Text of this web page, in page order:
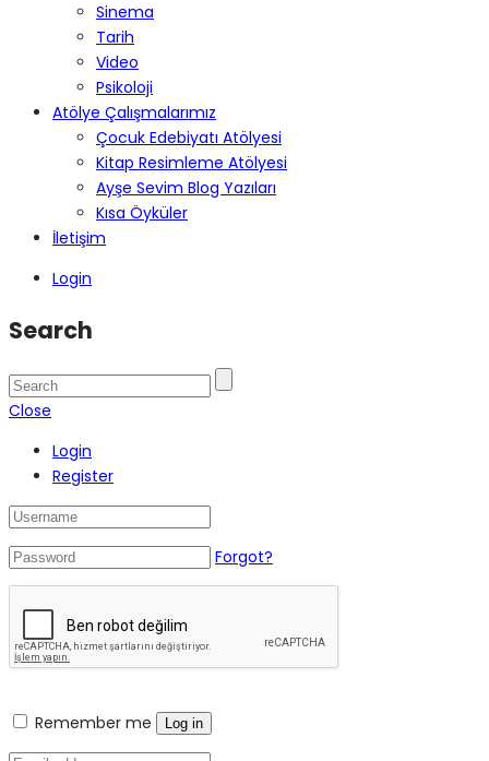
Sinema
Tarih
Video
Psikoloji
Atölye Çalışmalarımız
Çocuk Edebiyatı Atölyesi
Kitap Resimleme Atölyesi
Ayşe Sevim Blog Yazıları
Kısa Öyküler
İletişim
Login
Search
Close
Login
Register
Forgot?
Remember me Log in